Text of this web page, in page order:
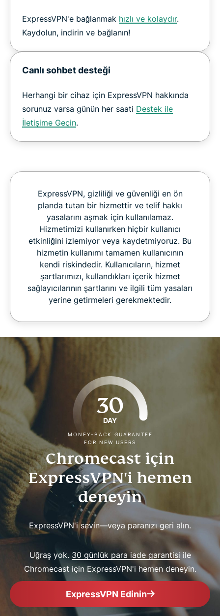
ExpressVPN'e bağlanmak hızlı ve kolaydır.
Kaydolun, indirin ve bağlanın!
Canlı sohbet desteği
Herhangi bir cihaz için ExpressVPN hakkında
sorunuz varsa günün her saati Destek ile
İletişime Geçin.
ExpressVPN, gizliliği ve güvenliği en ön
planda tutan bir hizmettir ve telif hakkı
yasalarını aşmak için kullanılamaz.
Hizmetimizi kullanırken hiçbir kullanıcı
etkinliğini izlemiyor veya kaydetmiyoruz. Bu
hizmetin kullanımı tamamen kullanıcının
kendi riskindedir. Kullanıcıların, hizmet
şartlarımızı, kullandıkları içerik hizmet
sağlayıcılarının şartlarını ve ilgili tüm yasaları
yerine getirmeleri gerekmektedir.
30
DAY
MONEY-BACK GUARANTEE
FOR NEW USERS
Chromecast için
ExpressVPN'i hemen
deneyin
ExpressVPN'i sevin—veya paranızı geri alın.
Uğraş yok. 30 günlük para iade garantisi ile
Chromecast için ExpressVPN'i hemen deneyin.
ExpressVPN Edinin